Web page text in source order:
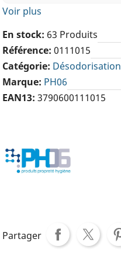
Voir plus
En stock 63 Produits
Référence 0111015
Catégorie Désodorisation
Marque PH06
EAN13 3790600111015
Partager